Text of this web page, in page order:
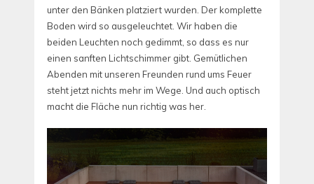
unter den Bänken platziert wurden. Der komplette
Boden wird so ausgeleuchtet. Wir haben die
beiden Leuchten noch gedimmt, so dass es nur
einen sanften Lichtschimmer gibt. Gemütlichen
Abenden mit unseren Freunden rund ums Feuer
steht jetzt nichts mehr im Wege. Und auch optisch
macht die Fläche nun richtig was her.